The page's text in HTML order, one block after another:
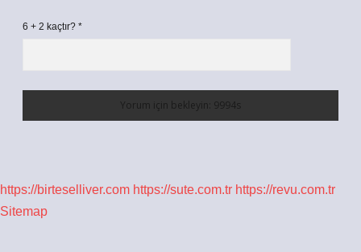
6 + 2 kaçtır? *
https://birteselliver.com https://sute.com.tr https://revu.com.tr
Sitemap